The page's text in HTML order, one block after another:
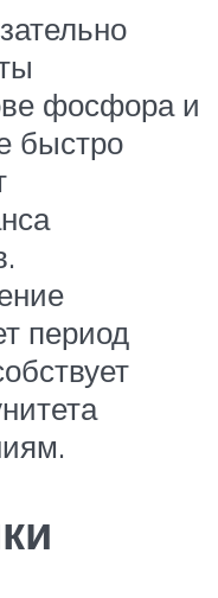
фосфора и
быстро
период